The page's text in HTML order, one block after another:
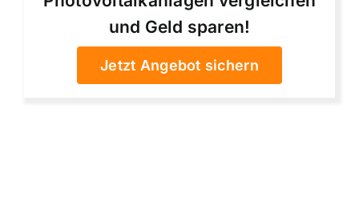
und Geld sparen!
Jetzt Angebot sichern